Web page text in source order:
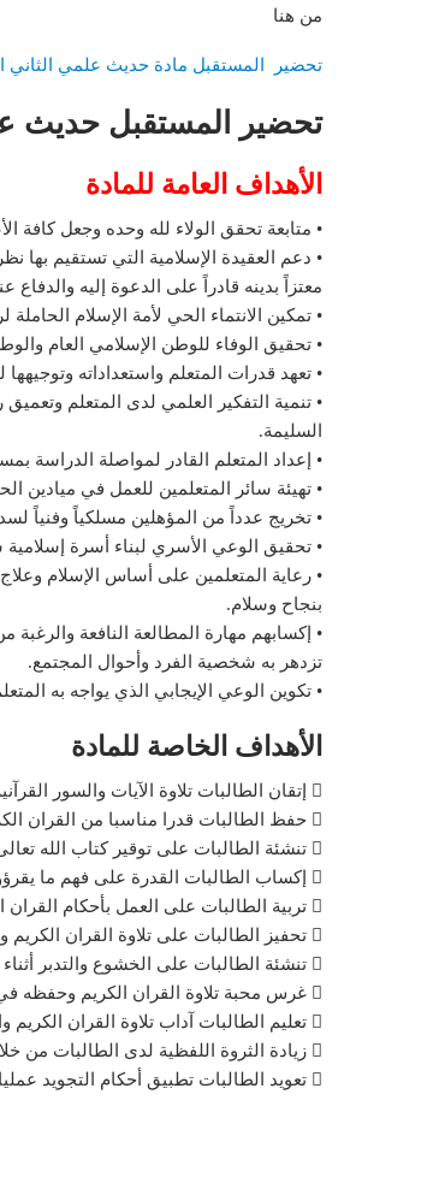
من هنا
تحضير المستقبل مادة حديث علمي الثاني
تحضير المستقبل حديث
الأهداف العامة للمادة
• متابعة تحقق الولاء لله وحده وجعل
• دعم العقيدة الإسلامية التي تستقيم بها
معتزاً بدينه قادراً على الدعوة إليه والدفاع
• تمكين الانتماء الحي لأمة الإسلام الحاملة
• تحقيق الوفاء للوطن الإسلامي العام
• تعهد قدرات المتعلم واستعداداته
• تنمية التفكير العلمي لدى المتعلم
السليمة.
• إعداد المتعلم القادر لمواصلة الدراسة
• تهيئة سائر المتعلمين للعمل في ميادين
• تخريج عدداً من المؤهلين مسلكياً وفنياً لسد
• تحقيق الوعي الأسري لبناء أسرة إسلامية
• رعاية المتعلمين على أساس الإسلام
بنجاح وسلام.
• إكسابهم مهارة المطالعة النافعة والرغبة
تزدهر به شخصية الفرد وأحوال المجتمع.
• تكوين الوعي الإيجابي الذي يواجه به
الأهداف الخاصة للمادة
 إتقان الطالبات تلاوة الآيات والسور القرآنية من حيث ضبط الحركات ونطق الكلمات والحروف والجمل نطقا سليما.
 حفظ الطالبات قدرا مناسبا من القران الكريم.
 تنشئة الطالبات على توقير كتاب الله تعالى
 إكساب الطالبات القدرة على فهم ما يقرؤونه من كتاب الله، بما يناسب المرحلة العمرية.
 تربية الطالبات على العمل بأحكام القران الكريم وآدابه
 تحفيز الطالبات على تلاوة القران الكريم وحفظه وبيان الأجر المترتب.
 تنشئة الطالبات على الخشوع والتدبر أثناء قراءة القران الكري
 غرس محبة تلاوة القران الكريم وحفظه في نفوس الطالبات .
 تعليم الطالبات آداب تلاوة القران الكريم والعمل بها في الحال .
 زيادة الثروة اللفظية لدى الطالبات من خلال ما يتلونه من آيات
 تعويد الطالبات تطبيق أحكام التجويد عمليا. .